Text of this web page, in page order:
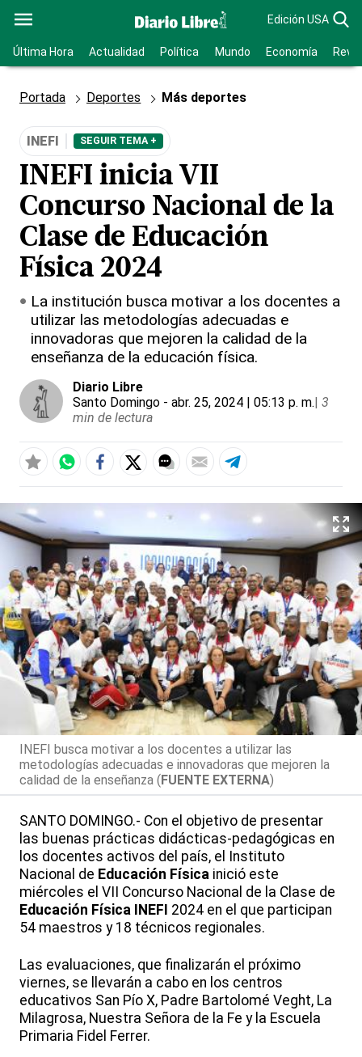
Edición USA
Última Hora Actualidad Política Mundo Economía
Portada Deportes Más deportes
INEFI SEGUIR TEMA +
INEFI inicia VII
Concurso Nacional de la
Clase de Educación
Física 2024
La institución busca motivar a los docentes a
utilizar las metodologías adecuadas e
innovadoras que mejoren la calidad de la
enseñanza de la educación física.
Diario Libre
Santo Domingo - abr. 25, 2024 | 05:13 p. m.| 3
min de lectura
INEFI busca motivar a los docentes a utilizar las
metodologías adecuadas e innovadoras que mejoren la
calidad de la enseñanza (FUENTE EXTERNA)
SANTO DOMINGO.- Con el objetivo de presentar
las buenas prácticas didácticas-pedagógicas en
los docentes activos del país, el Instituto
Nacional de Educación Física inició este
miércoles el VII Concurso Nacional de la Clase de
Educación Física INEFI 2024 en el que participan
54 maestros y 18 técnicos regionales.
Las evaluaciones, que finalizarán el próximo
viernes, se llevarán a cabo en los centros
educativos San Pío X, Padre Bartolomé Veght, La
Milagrosa, Nuestra Señora de la Fe y la Escuela
Primaria Fidel Ferrer.